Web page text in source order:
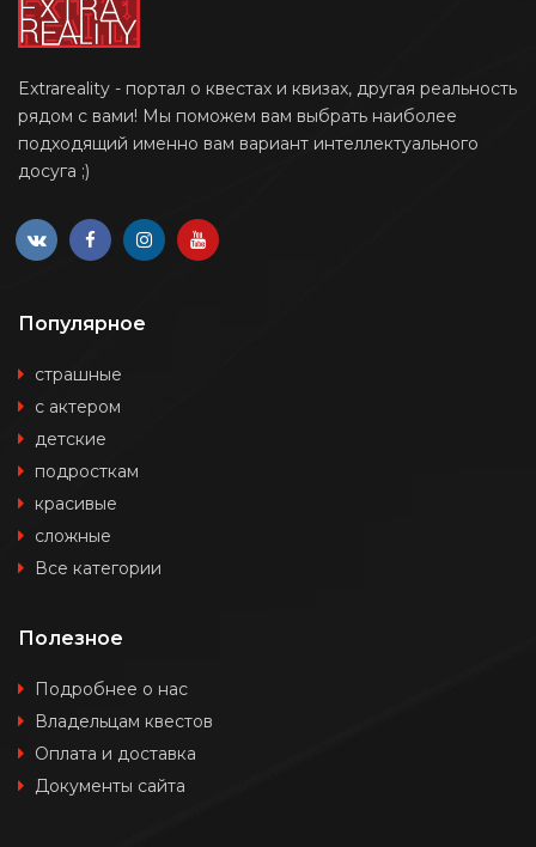
Extrareality - портал о квестах и квизах, другая реальность
рядом с вами! Мы поможем вам выбрать наиболее
подходящий именно вам вариант интеллектуального
досуга ;)
Популярное
страшные
с актером
детские
подросткам
красивые
сложные
Все категории
Полезное
Подробнее о нас
Владельцам квестов
Оплата и доставка
Документы сайта